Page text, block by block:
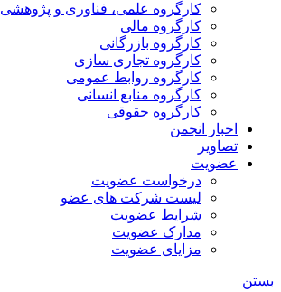
کارگروه علمی، فناوری و پژوهشی
کارگروه مالی
کارگروه بازرگانی
کارگروه تجاری سازی
کارگروه روابط عمومی
کارگروه منابع انسانی
کارگروه حقوقی
اخبار انجمن
تصاویر
عضویت
درخواست عضویت
لیست شرکت های عضو
شرایط عضویت
مدارک عضویت
مزایای عضویت
بستن